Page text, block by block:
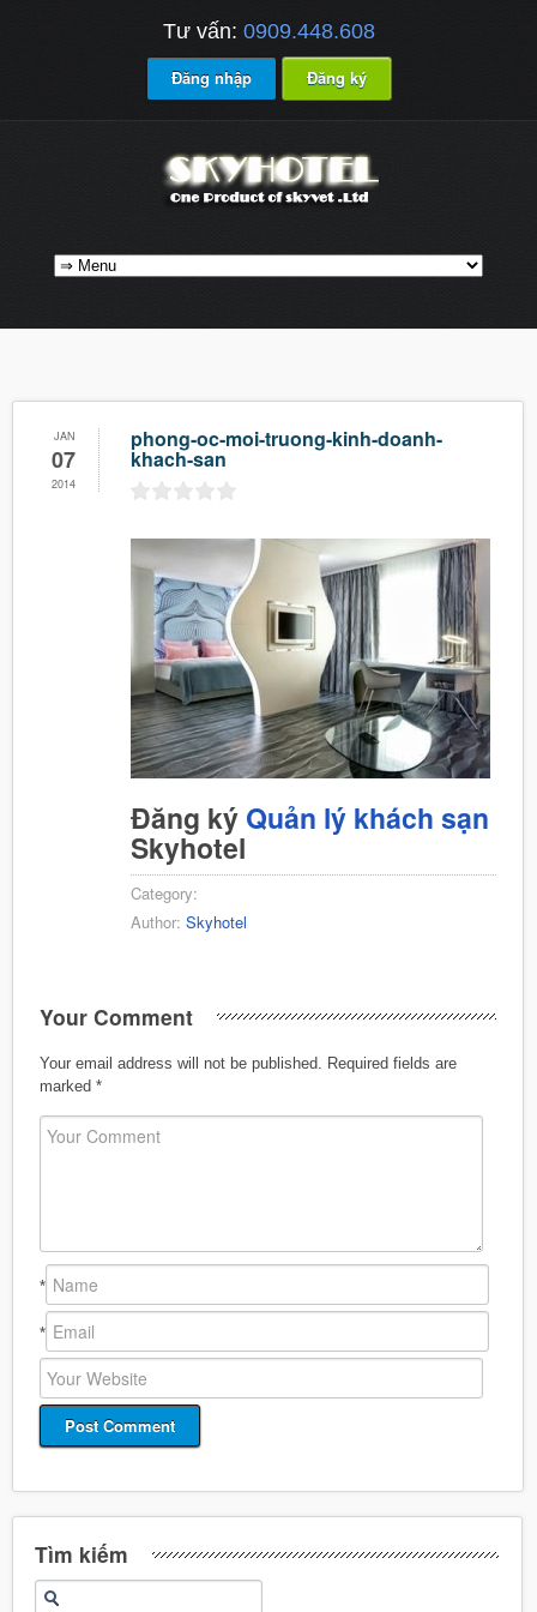
Tư vấn: 0909.448.608
Đăng nhập Đăng ký
JAN
07
2014
phong-oc-moi-truong-kinh-doanh-
khach-san
Đăng ký Quản lý khách sạn
Skyhotel
Category:
Author: Skyhotel
Your Comment
Your email address will not be published.
Required fields are
marked *
*
*
Tìm kiếm